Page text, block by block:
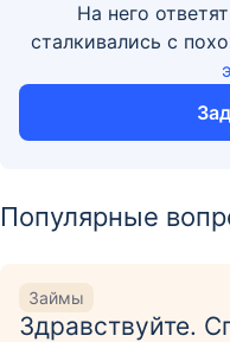
На него
сталкивались с
Популярные
Займы
Здравствуйте.